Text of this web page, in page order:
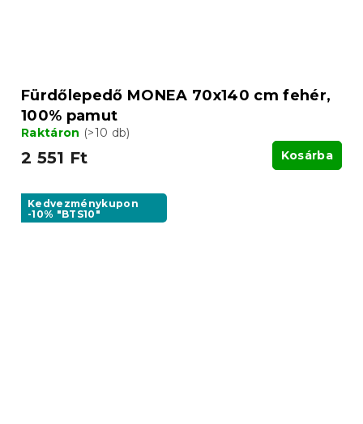
Fürdőlepedő MONEA 70x140 cm fehér,
100% pamut
Raktáron (>10 db)
2 551 Ft Kosárba
Kedvezménykupon
-10% "BTS10"